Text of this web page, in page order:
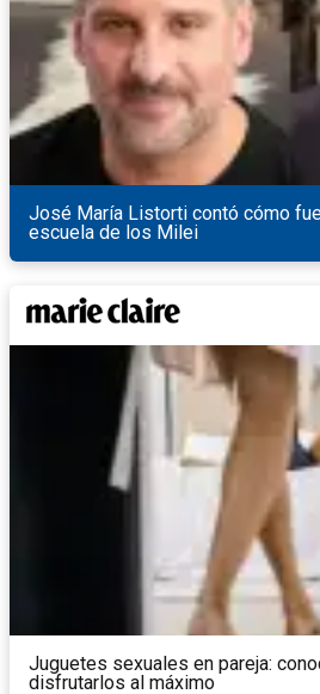
José María Listorti contó cómo
escuela de los Milei
Juguetes sexuales en pareja:
disfrutarlos al máximo